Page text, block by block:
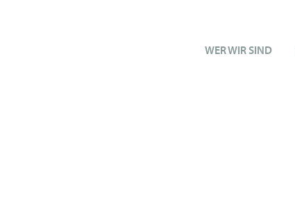
WER WIR SIND